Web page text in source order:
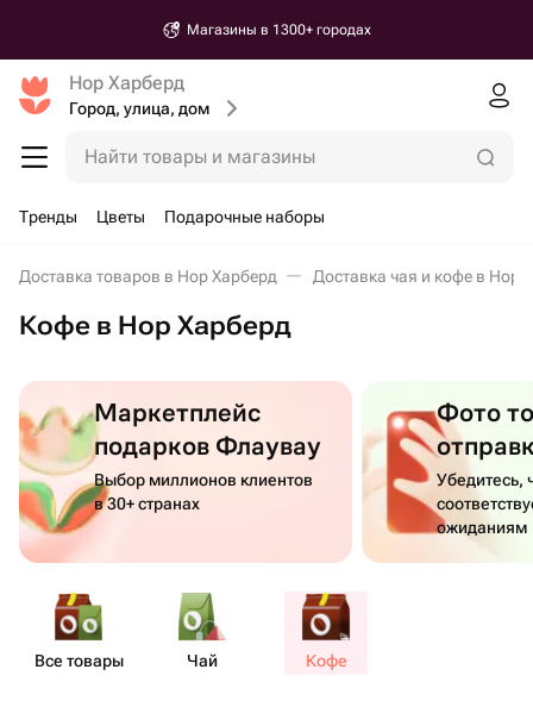
Магазины в 1300+ городах
Нор Харберд
Город, улица, дом
Найти товары и магазины
Тренды Цветы Подарочные наборы
Доставка товаров в Нор Харберд Доставка чая и кофе в Нор
Кофе в Нор Харберд
Маркетплейс
подарков Флаувау
Выбор миллионов клиентов
в 30+ странах
Фото
Убедитесь,
ожиданиям
Все товары Чай Кофе